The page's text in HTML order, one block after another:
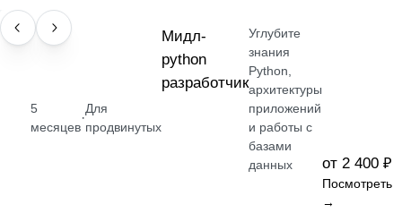
ПРОФЕССИЯ
5
месяцев
·
Для
продвинутых
Мидл-
python
разработчик
Углубите
знания
Python,
архитектуры
приложений
и работы с
базами
данных
от 2 400 ₽
Посмотреть
→